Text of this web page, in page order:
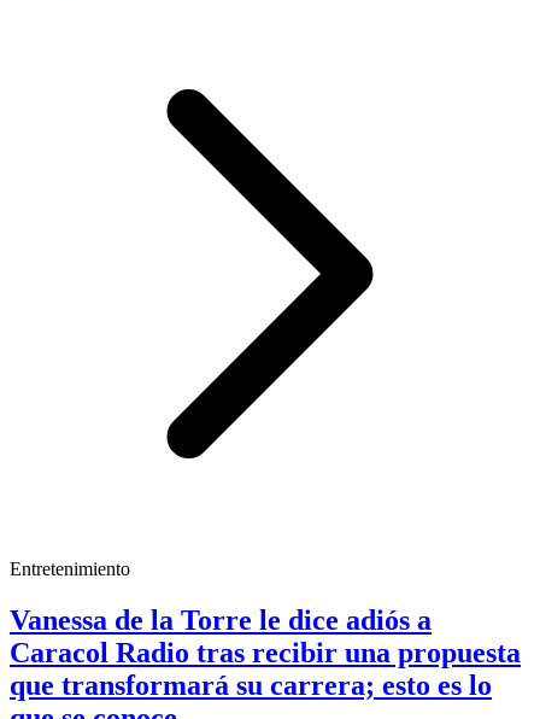
Entretenimiento
Vanessa de la Torre le dice adiós a
Caracol Radio tras recibir una propuesta
que transformará su carrera; esto es lo